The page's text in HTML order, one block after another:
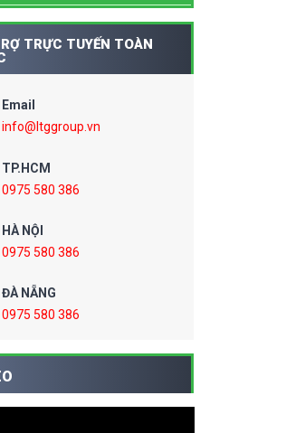
TRỰC TUYẾN TOÀN
Email
info@ltggroup.vn
TP.HCM
0975 580 386
HÀ NỘI
0975 580 386
ĐÀ NẴNG
0975 580 386